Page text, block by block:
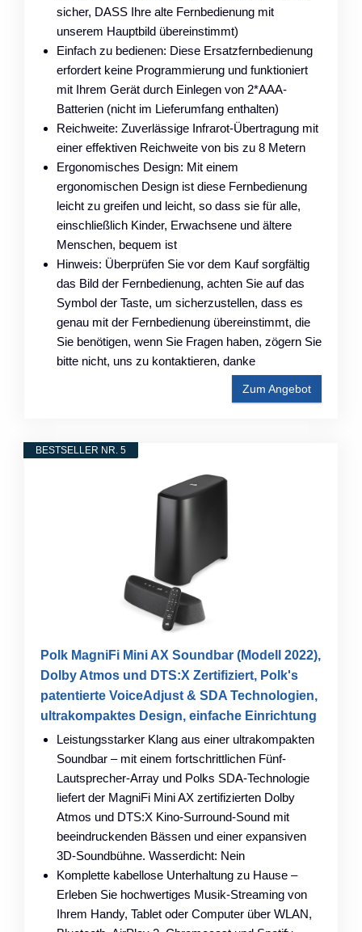
sicher, DASS Ihre alte Fernbedienung mit
unserem Hauptbild übereinstimmt)
Einfach zu bedienen: Diese Ersatzfernbedienung
erfordert keine Programmierung und funktioniert
mit Ihrem Gerät durch Einlegen von 2*AAA-
Batterien (nicht im Lieferumfang enthalten)
Reichweite: Zuverlässige Infrarot-Übertragung mit
einer effektiven Reichweite von bis zu 8 Metern
Ergonomisches Design: Mit einem
ergonomischen Design ist diese Fernbedienung
leicht zu greifen und leicht, so dass sie für alle,
einschließlich Kinder, Erwachsene und ältere
Menschen, bequem ist
Hinweis: Überprüfen Sie vor dem Kauf sorgfältig
das Bild der Fernbedienung, achten Sie auf das
Symbol der Taste, um sicherzustellen, dass es
genau mit der Fernbedienung übereinstimmt, die
Sie benötigen, wenn Sie Fragen haben, zögern Sie
bitte nicht, uns zu kontaktieren, danke
Zum Angebot
BESTSELLER NR. 5
Polk MagniFi Mini AX Soundbar (Modell 2022),
Dolby Atmos und DTS:X Zertifiziert, Polk's
patentierte VoiceAdjust & SDA Technologien,
ultrakompaktes Design, einfache Einrichtung
Leistungsstarker Klang aus einer ultrakompakten
Soundbar – mit einem fortschrittlichen Fünf-
Lautsprecher-Array und Polks SDA-Technologie
liefert der MagniFi Mini AX zertifizierten Dolby
Atmos und DTS:X Kino-Surround-Sound mit
beeindruckenden Bässen und einer expansiven
3D-Soundbühne. Wasserdicht: Nein
Komplette kabellose Unterhaltung zu Hause –
Erleben Sie hochwertiges Musik-Streaming von
Ihrem Handy, Tablet oder Computer über WLAN,